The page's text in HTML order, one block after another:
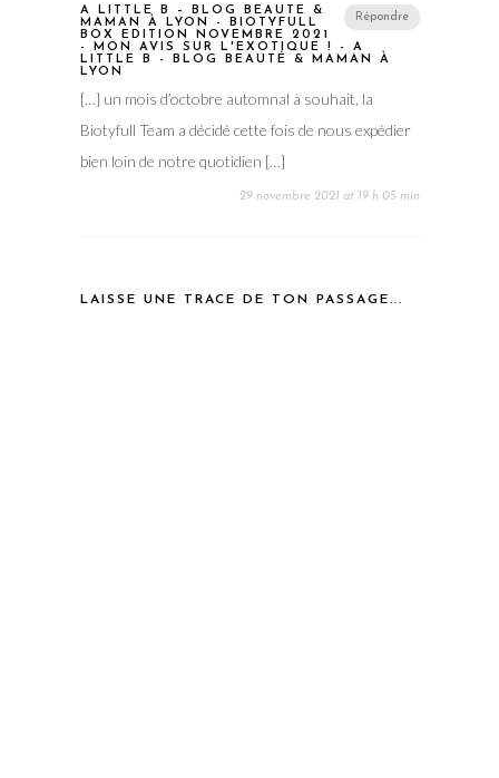
Répondre
A LITTLE B – BLOG BEAUTÉ &
MAMAN À LYON - BIOTYFULL
BOX EDITION NOVEMBRE 2021
- MON AVIS SUR L'EXOTIQUE ! - A
LITTLE B - BLOG BEAUTÉ & MAMAN À
LYON
[…] un mois d’octobre automnal à souhait, la
Biotyfull Team a décidé cette fois de nous expédier
bien loin de notre quotidien […]
29 novembre 2021 at 19 h 05 min
LAISSE UNE TRACE DE TON PASSAGE...